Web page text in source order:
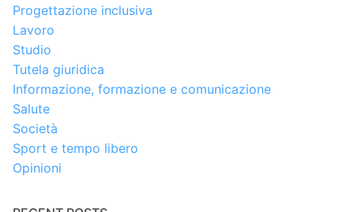
Progettazione inclusiva
Lavoro
Studio
Tutela giuridica
Informazione, formazione e comunicazione
Salute
Società
Sport e tempo libero
Opinioni